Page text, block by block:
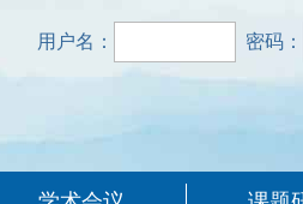
用户名： 密码：